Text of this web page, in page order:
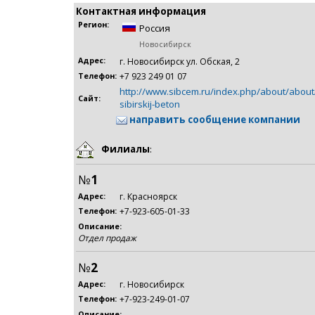
Контактная информация
Регион: Россия
Новосибирск
Адрес:
г. Новосибирск ул. Обская, 2
Телефон: +7 923 249 01 07
Сайт:
http://www.sibcem.ru/index.php/about/
sibirskij-beton
направить сообщение компании
Филиалы:
№1
Адрес: г. Красноярск
Телефон: +7-923-605-01-33
Описание:
Отдел продаж
№2
Адрес: г. Новосибирск
Телефон: +7-923-249-01-07